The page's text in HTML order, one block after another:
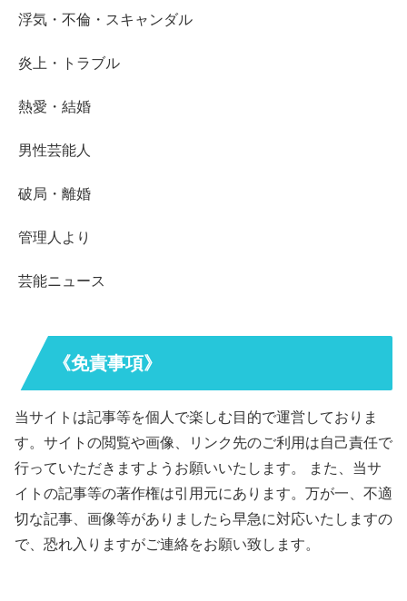
浮気・不倫・スキャンダル
炎上・トラブル
熱愛・結婚
男性芸能人
破局・離婚
管理人より
芸能ニュース
《免責事項》
当サイトは記事等を個人で楽しむ目的で運営しておりま
す。サイトの閲覧や画像、リンク先のご利用は自己責任で
行っていただきますようお願いいたします。 また、当サ
イトの記事等の著作権は引用元にあります。万が一、不適
切な記事、画像等がありましたら早急に対応いたしますの
で、恐れ入りますがご連絡をお願い致します。